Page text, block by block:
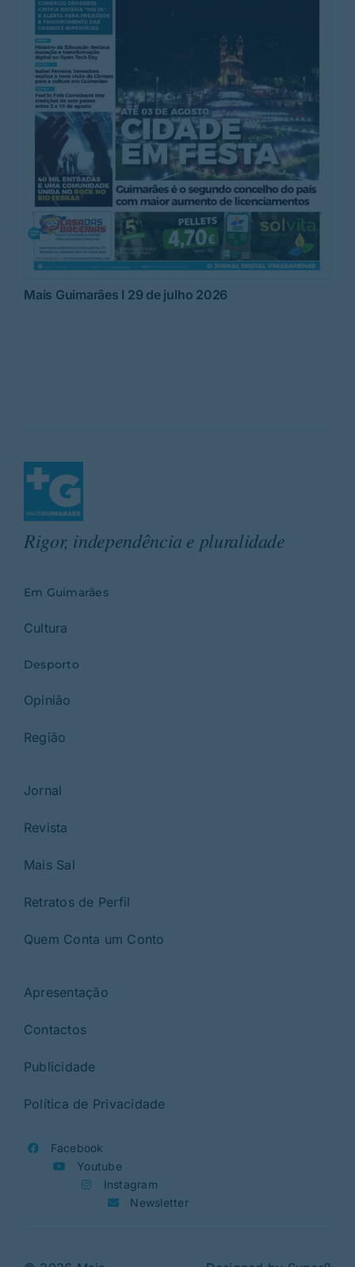
Mais Guimarães I 29 de julho 2026
Rigor, independência e pluralidade
Em Guimarães
Cultura
Desporto
Opinião
Região
Jornal
Revista
Mais Sal
Retratos de Perfil
Quem Conta um Conto
Apresentação
Contactos
Publicidade
Política de Privacidade
Facebook
Youtube
Instagram
Newsletter